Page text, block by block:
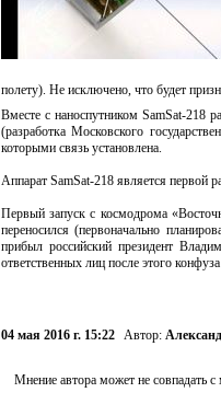
полету). Не исключено, что будет
Вместе с наноспутником SamSat-218
(разработка Московского
которыми связь установлена.
Аппарат SamSat-218 является первой
Первый запуск с космодрома
переносился (первоначально
прибыл российский президент
ответственных лиц после этого конфуза
04 мая 2016 г. 15:22 Автор:
Мнение автора может не совпадать